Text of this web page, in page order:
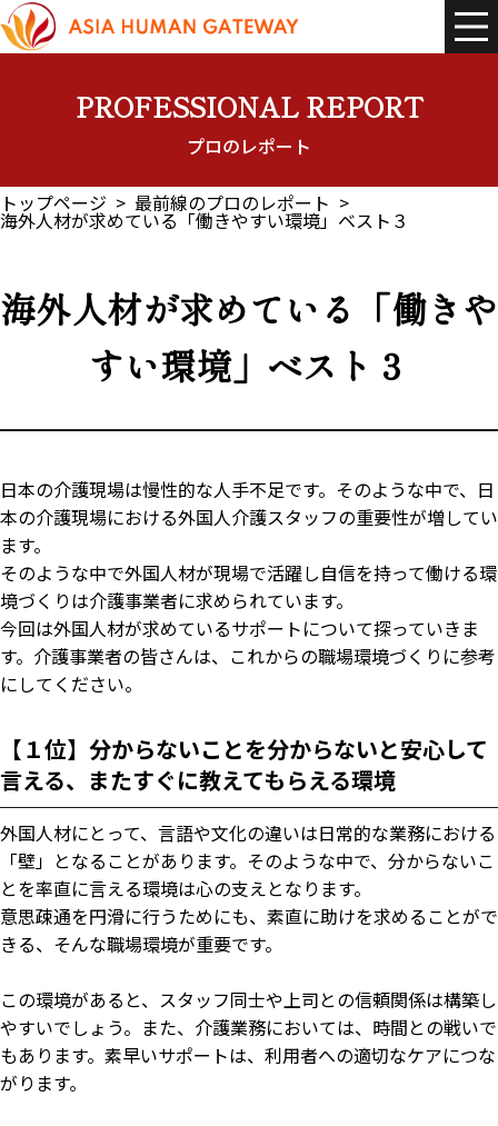
コ
ン
テ
ン
ナ
ビ
ゲ
ー
PROFESSIONAL REPORT
プロのレポート
トップページ 最前線のプロのレポート
海外人材が求めている「働きやすい環境」ベスト３
海外人材が求めている「働きや
すい環境」ベスト３
日本の介護現場は慢性的な人手不足です。そのような中で、日
本の介護現場における外国人介護スタッフの重要性が増してい
ます。
そのような中で外国人材が現場で活躍し自信を持って働ける環
境づくりは介護事業者に求められています。
今回は外国人材が求めているサポートについて探っていきま
す。介護事業者の皆さんは、これからの職場環境づくりに参考
にしてください。
【１位】分からないことを分からないと安心して
言える、またすぐに教えてもらえる環境
外国人材にとって、言語や文化の違いは日常的な業務における
「壁」となることがあります。そのような中で、分からないこ
とを率直に言える環境は心の支えとなります。
意思疎通を円滑に行うためにも、素直に助けを求めることがで
きる、そんな職場環境が重要です。
この環境があると、スタッフ同士や上司との信頼関係は構築し
やすいでしょう。また、介護業務においては、時間との戦いで
もあります。素早いサポートは、利用者への適切なケアにつな
がります。